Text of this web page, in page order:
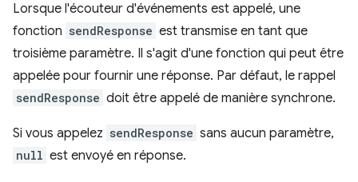
Lorsque l'écouteur d'événements est appelé, une
fonction sendResponse est transmise en tant que
troisième paramètre. Il s'agit d'une fonction qui peut être
appelée pour fournir une réponse. Par défaut, le rappel
sendResponse doit être appelé de manière synchrone.
Si vous appelez sendResponse sans aucun paramètre,
null est envoyé en réponse.